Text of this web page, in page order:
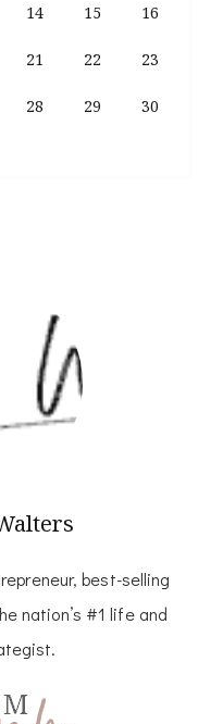
14 15 16
21 22 23
28 29 30
best-selling
nation’s #1 life and